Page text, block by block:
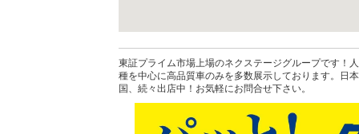
東証プライム市場上場のネクステージグループです！
種を中心に高品質車のみを多数展示しております。日
国、続々出店中！お気軽にお問合せ下さい。